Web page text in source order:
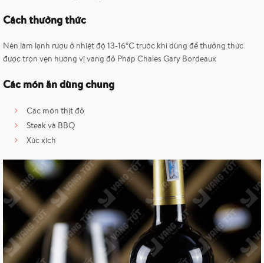
Cách thưởng thức
Nên làm lạnh rượu ở nhiệt độ 13-16°C trước khi dùng để thưởng thức
được trọn vẹn hương vị vang đỏ Pháp Chales Gary Bordeaux
Các món ăn dùng chung
Các món thịt đỏ
Steak và BBQ
Xúc xích